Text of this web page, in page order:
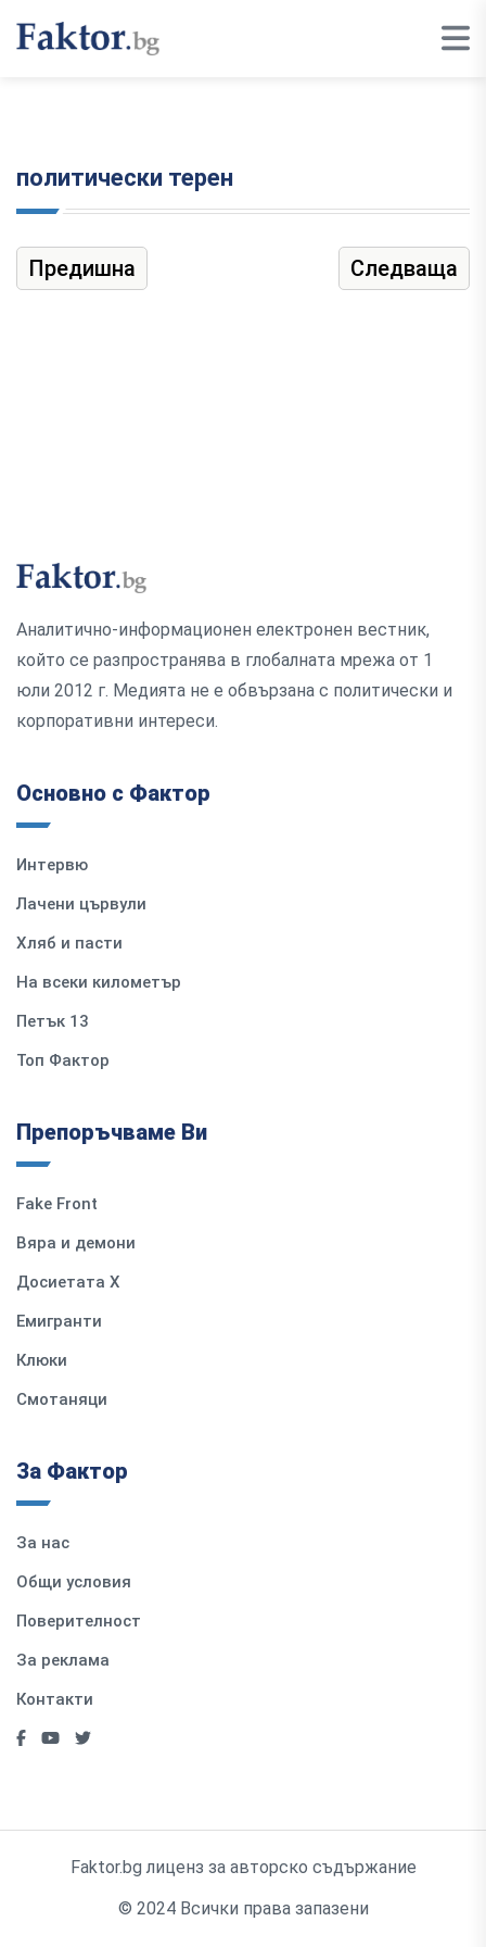
политически терен
Предишна Следваща
Аналитично-информационен електронен вестник,
който се разпространява в глобалната мрежа от 1
юли 2012 г. Медията не е обвързана с политически и
корпоративни интереси.
Основно с Фактор
Интервю
Лачени цървули
Хляб и пасти
На всеки километър
Петък 13
Топ Фактор
Препоръчваме Ви
Fake Front
Вяра и демони
Досиетата Х
Емигранти
Клюки
Смотаняци
За Фактор
За нас
Общи условия
Поверителност
За реклама
Контакти
Faktor.bg лиценз за авторско съдържание
© 2024 Всички права запазени